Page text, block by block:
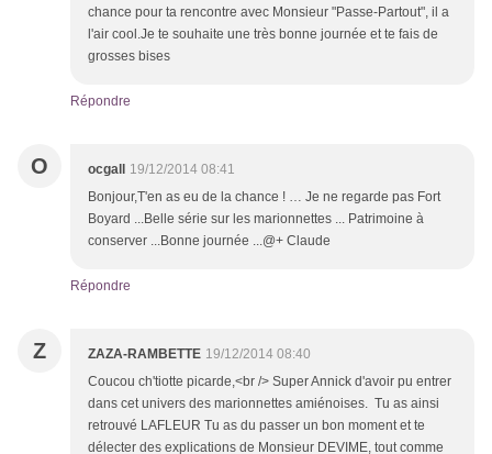
chance pour ta rencontre avec Monsieur "Passe-Partout", il a
l'air cool.Je te souhaite une très bonne journée et te fais de
grosses bises
Répondre
O ocgall
19/12/2014 08:41
Bonjour,T'en as eu de la chance ! … Je ne regarde pas Fort
Boyard ...Belle série sur les marionnettes ... Patrimoine à
conserver ...Bonne journée ...@+ Claude
Répondre
Z ZAZA-RAMBETTE 19/12/2014 08:40
Coucou ch'tiotte picarde,<br /> Super Annick d'avoir pu entrer
dans cet univers des marionnettes amiénoises. Tu as ainsi
retrouvé LAFLEUR Tu as du passer un bon moment et te
délecter des explications de Monsieur DEVIME, tout comme